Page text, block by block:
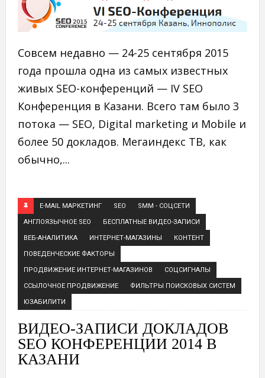
Совсем недавно — 24-25 сентября 2015
года прошла одна из самых известных
живых SEO-конференций — IV SEO
Конференция в Казани. Всего там было 3
потока — SEO, Digital marketing и Mobile и
более 50 докладов. Мегаиндекс ТВ, как
обычно,...
E-MAIL МАРКЕТИНГ SEO SMM - СОЦСЕТИ
АНГЛОЯЗЫЧНОЕ SEO БЕСПЛАТНЫЕ ВИДЕО-ЗАПИСИ
ВЕБ-АНАЛИТИКА ИНТЕРНЕТ-МАГАЗИНЫ КОНТЕНТ
ПОВЕДЕНЧЕСКИЕ ФАКТОРЫ
ПРОДВИЖЕНИЕ ИНТЕРНЕТ-МАГАЗИНОВ СОЦСИГНАЛЫ
ССЫЛОЧНОЕ ПРОДВИЖЕНИЕ ФИЛЬТРЫ ПОИСКОВЫХ СИСТЕМ
ЮЗАБИЛИТИ
ВИДЕО-ЗАПИСИ ДОКЛАДОВ
SEO КОНФЕРЕНЦИИ 2014 В
КАЗАНИ